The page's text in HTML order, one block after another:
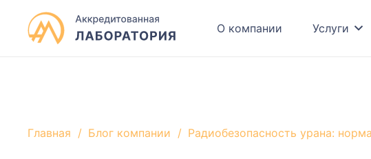
О компании Услуги
Главная / Блог компании / Радиобезопасность урана: